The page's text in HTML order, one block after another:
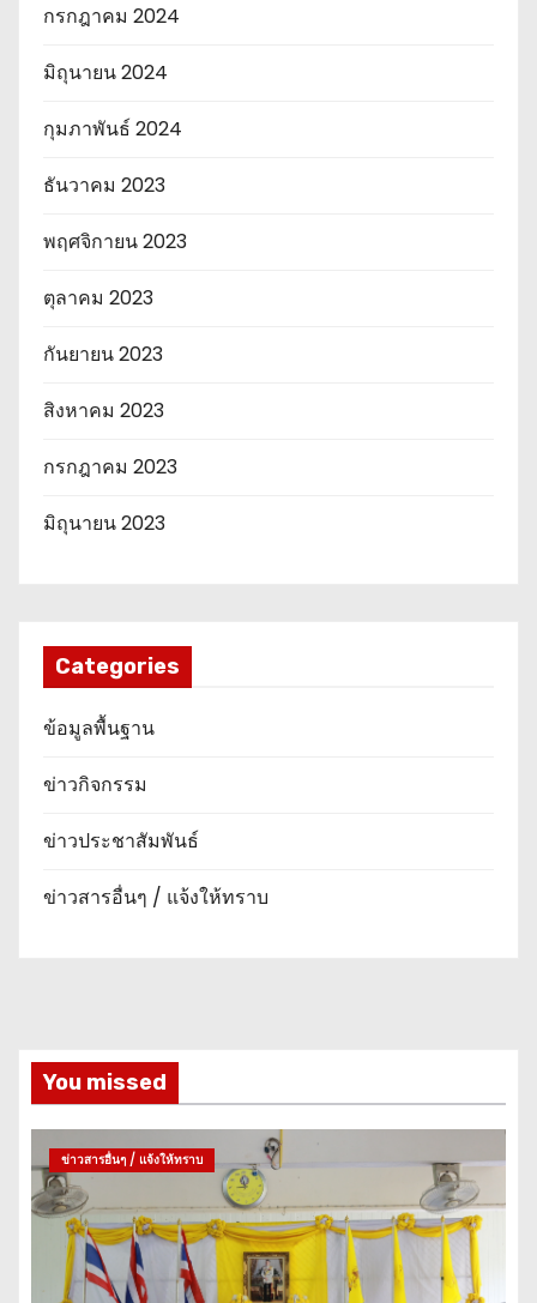
กรกฎาคม 2024
มิถุนายน 2024
กุมภาพันธ์ 2024
ธันวาคม 2023
พฤศจิกายน 2023
ตุลาคม 2023
กันยายน 2023
สิงหาคม 2023
กรกฎาคม 2023
มิถุนายน 2023
Categories
ข้อมูลพื้นฐาน
ข่าวกิจกรรม
ข่าวประชาสัมพันธ์
ข่าวสารอื่นๆ / แจ้งให้ทราบ
You missed
ข่าวสารอื่นๆ / แจ้งให้ทราบ